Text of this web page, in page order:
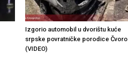
Izgorio automobil u dvorištu kuće
srpske povratničke porodice Čvoro
(VIDEO)